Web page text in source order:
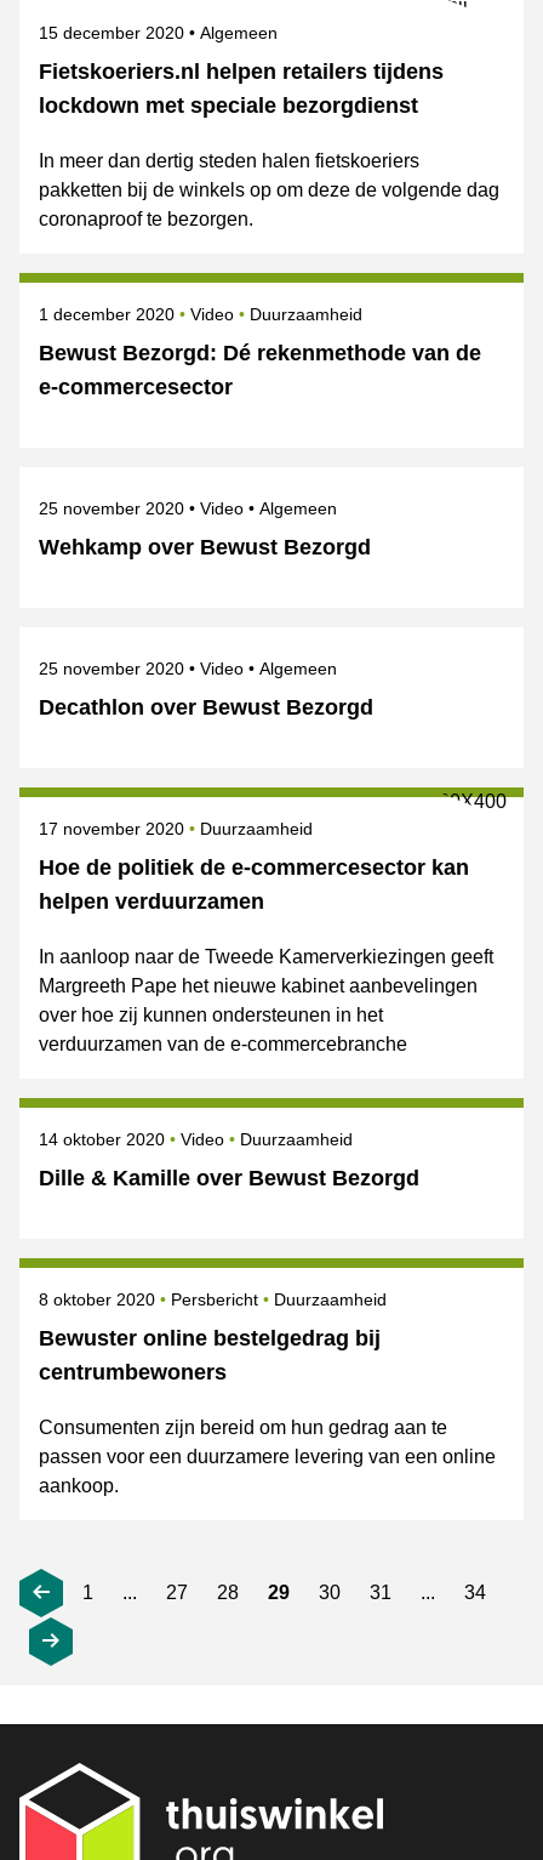
Fietskoeriers.nl helpen retailers tijdens
lockdown met speciale bezorgdienst
Gepubliceerd op
15 december 2020 Onderwerpen
Algemeen
In meer dan dertig steden halen fietskoeriers
pakketten bij de winkels op om deze de volgende dag
coronaproof te bezorgen.
Bewust Bezorgd: Dé rekenmethode van de
e-commercesector
Gepubliceerd op
1 december 2020 Video Onderwerpen
Duurzaamheid
Wehkamp over Bewust Bezorgd
Gepubliceerd op
25 november 2020 Video Onderwerpen
Algemeen
Decathlon over Bewust Bezorgd
Gepubliceerd op
25 november 2020 Video Onderwerpen
Algemeen
Hoe de politiek de e-commercesector kan
helpen verduurzamen
Gepubliceerd op
17 november 2020 Onderwerpen
Duurzaamheid
In aanloop naar de Tweede Kamerverkiezingen geeft
Margreeth Pape het nieuwe kabinet aanbevelingen
over hoe zij kunnen ondersteunen in het
verduurzamen van de e-commercebranche
Dille & Kamille over Bewust Bezorgd
Gepubliceerd op
14 oktober 2020 Video Onderwerpen
Duurzaamheid
Bewuster online bestelgedrag bij
centrumbewoners
Gepubliceerd op
8 oktober 2020 Categorie
Persbericht Onderwerpen
Duurzaamheid
Consumenten zijn bereid om hun gedrag aan te
passen voor een duurzamere levering van een online
aankoop.
1 ... 27 28 29 30 31 ... 34